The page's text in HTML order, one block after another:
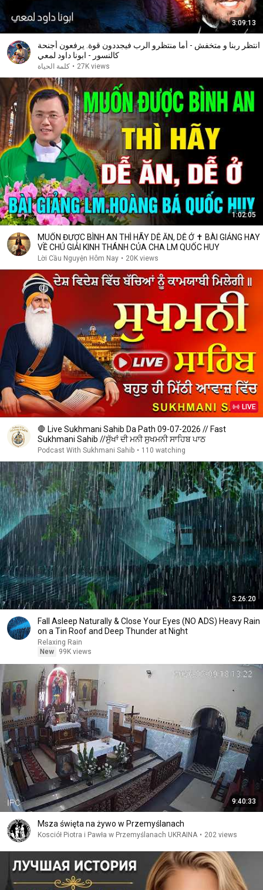
3:09:13
انتظر ربنا و متخفش - أما منتظرو الرب فيجددون قوة. يرفعون أجنحة
كالنسور - ابونا داود لمعي
كلمة الحياة • 27K views
1:02:05
MUỐN ĐƯỢC BÌNH AN THÌ HÃY DỄ ĂN, DỄ Ở ✝️ BÀI GIẢNG HAY
VỀ CHÚ GIẢI KINH THÁNH CỦA CHA LM QUỐC HUY
Lời Cầu Nguyện Hôm Nay • 20K views
LIVE
🛑 Live Sukhmani Sahib Da Path 09-07-2026 // Fast
Sukhmani Sahib //ਸੁੱਖਾਂ ਦੀ ਮਨੀ ਸੁਖਮਨੀ ਸਾਹਿਬ ਪਾਠ
Podcast With Sukhmani Sahib • 110 watching
3:26:20
Fall Asleep Naturally & Close Your Eyes (NO ADS) Heavy Rain
on a Tin Roof and Deep Thunder at Night
Relaxing Rain
New
99K views
9:40:33
Msza święta na żywo w Przemyślanach
Kosciół Piotra i Pawła w Przemyślanach UKRAINA • 202 views